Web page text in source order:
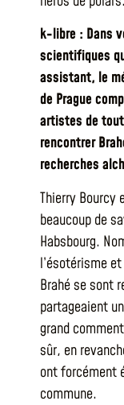
k-libre : Dans
scientifiques
assistant, le
de Prague
artistes de
rencontrer
recherches
Thierry
beaucoup de
Habsbourg.
l’ésotérisme
Brahé se sont
partageaient
grand
sûr, en
ont forcément
commune.